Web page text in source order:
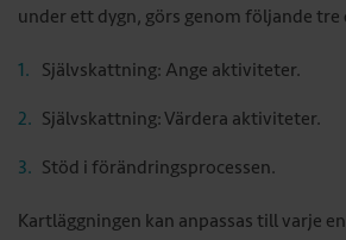
under ett dygn, görs genom följande
Självskattning: Ange aktiviteter.
Självskattning: Värdera aktiviteter.
Stöd i förändringsprocessen.
Kartläggningen kan anpassas till varje